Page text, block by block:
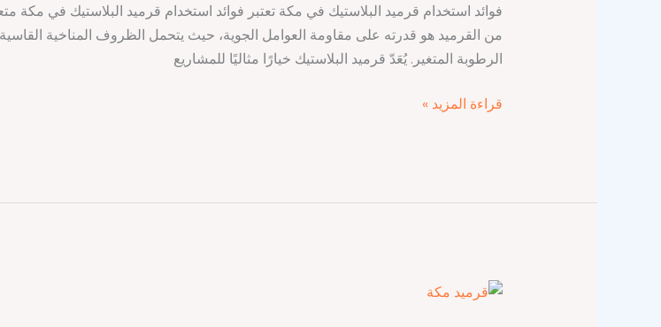
فوائد استخدام قرميد البلاستيك في مكة تعتبر فوائد استخدام قرميد البلاستيك في
من القرميد هو قدرته على مقاومة العوامل الجوية، حيث يتحمل الظروف المناخية
الرطوبة المتغير. يُعَدّ قرميد البلاستيك خيارًا مثاليًا للمشاريع
قراءة المزيد »
قرميد